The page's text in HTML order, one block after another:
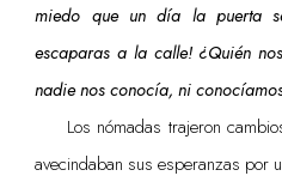
miedo que un día la puerta
escaparas a la calle! ¿Quién
nadie nos conocía, ni
Los nómadas trajeron
avecindaban sus esperanzas por